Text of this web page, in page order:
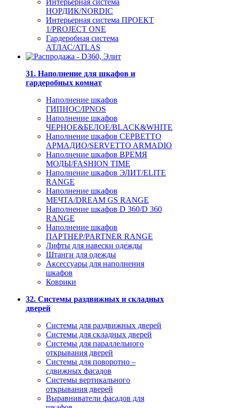
Интерьерная система
НОРДИК/NORDIC
Интерьерная система ПРОЕКТ
1/PROJECT ONE
Гардеробная система
АТЛАС/ATLAS
31. Наполнение для шкафов и
гардеробных комнат
Наполнение шкафов
ГИПНОС/IPNOS
Наполнение шкафов
ЧЕРНОЕ&БЕЛОЕ/BLACK&WHITE
Наполнение шкафов СЕРВЕТТО
АРМАДИО/SERVETTO ARMADIO
Наполнение шкафов ВРЕМЯ
МОДЫ/FASHION TIME
Наполнение шкафов ЭЛИТ/ELITE
RANGE
Наполнение шкафов
МЕЧТА/DREAM GS RANGE
Наполнение шкафов D 360/D 360
RANGE
Наполнение шкафов
ПАРТНЕР/PARTNER RANGE
Лифты для навески одежды
Штанги для одежды
Аксессуары для наполнения
шкафов
Коврики
32. Системы раздвижных и складных
дверей
Системы для раздвижных дверей
Системы для складных дверей
Системы для параллельного
открывания дверей
Системы для поворотно –
сдвижных фасадов
Системы вертикального
открывания дверей
Выравниватели фасадов для